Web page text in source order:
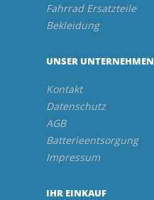
Fahrrad Ersatzteile
Bekleidung
UNSER UNTERNEHMEN
Kontakt
Datenschutz
AGB
Batterieentsorgung
Impressum
IHR EINKAUF